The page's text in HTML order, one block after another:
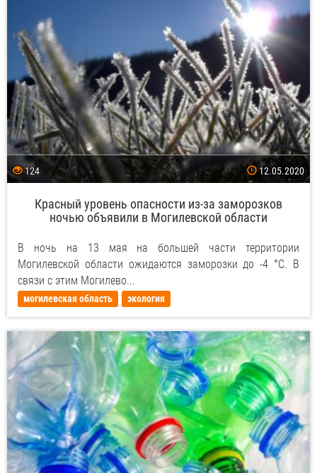
124 12.05.2020
Красный уровень опасности из-за заморозков
ночью объявили в Могилевской области
В ночь на 13 мая на большей части территории
Могилевской области ожидаются заморозки до -4 °С. В
связи с этим Могилево...
могилевская область экология